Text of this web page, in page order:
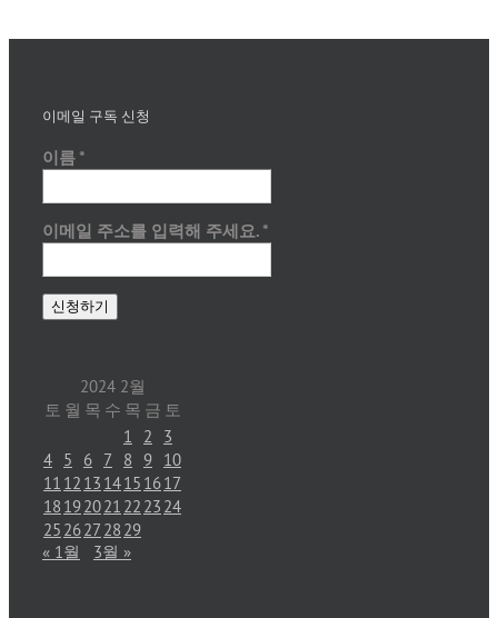
이메일 구독 신청
이름 *
이메일 주소를 입력해 주세요. *
2024 2월
토 월 목 수 목 금 토
1 2
3
4 5 6 7 8 9 10
11 12 13 1415 1617
18 192021 22 23 24
25 2627 28 29
« 1월
3월 »